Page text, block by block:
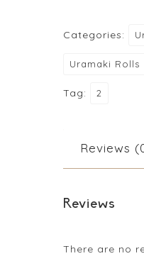
Categories:
Uramaki Rolls
Tag: 2
Reviews
Reviews
There are no